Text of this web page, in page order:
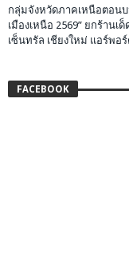
กลุ่มจังหวัดภาคเหนือตอนบ
เมืองเหนือ 2569” ยกร้าน
เซ็นทรัล เชียงใหม่ แอร์พอ
FACEBOOK